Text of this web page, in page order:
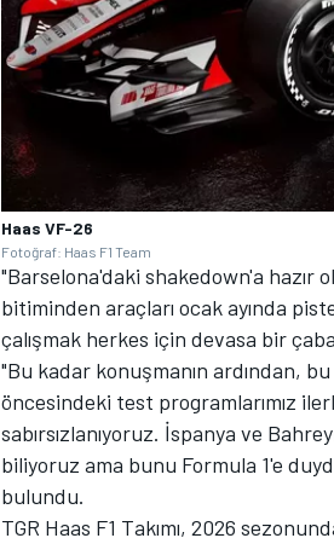
Haas VF-26
Fotoğraf: Haas F1 Team
"Barselona'daki shakedown'a hazır
bitiminden araçları ocak ayında
çalışmak herkes için devasa bir
"Bu kadar konuşmanın ardından,
öncesindeki test programlarımız
sabırsızlanıyoruz. İspanya ve
biliyoruz ama bunu Formula 1'e
bulundu.
TGR Haas F1 Takımı, 2026